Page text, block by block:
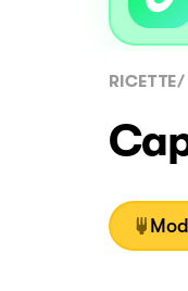
RICETTE/